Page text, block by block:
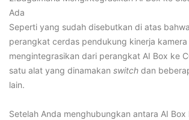
Ada
Seperti yang sudah disebutkan di atas
perangkat cerdas pendukung kinerja kamera
mengintegrasikan dari perangkat AI Box ke
satu alat yang dinamakan switch dan
lain.
Setelah Anda menghubungkan antara AI Box